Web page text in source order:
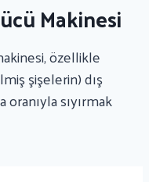
Makinesi
özellikle
şişelerin) dış
sıyırmak